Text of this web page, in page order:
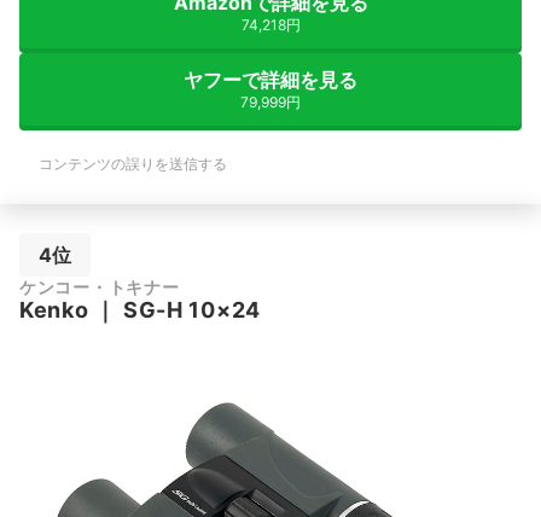
74,218円
ヤフーで詳細を見る
79,999円
コンテンツの誤りを送信する
4位
ケンコー・トキナー
Kenko SG-H 10×24